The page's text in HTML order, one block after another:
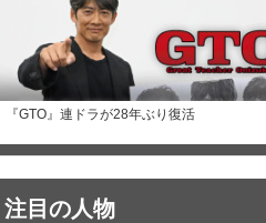
『GTO』連ドラが28年ぶり復活
注目の人物